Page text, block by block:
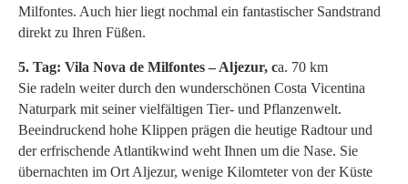
Milfontes. Auch hier liegt nochmal ein fantastischer Sandstrand
direkt zu Ihren Füßen.
5. Tag: Vila Nova de Milfontes – Aljezur, ca. 70 km
Sie radeln weiter durch den wunderschönen Costa Vicentina
Naturpark mit seiner vielfältigen Tier- und Pflanzenwelt.
Beeindruckend hohe Klippen prägen die heutige Radtour und
der erfrischende Atlantikwind weht Ihnen um die Nase. Sie
übernachten im Ort Aljezur, wenige Kilomteter von der Küste